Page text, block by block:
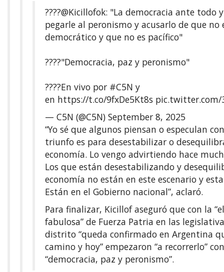
????️@Kicillofok: "La democracia ante todo
pegarle al peronismo y acusarlo de que no
democrático y que no es pacífico"
????"Democracia, paz y peronismo"
????En vivo por #C5N y
en https://t.co/9fxDe5Kt8s pic.twitter.com/
— C5N (@C5N) September 8, 2025
“Yo sé que algunos piensan o especulan
triunfo es para desestabilizar o
economía. Lo vengo advirtiendo hace
Los que están desestabilizando y
economía no están en este escenario y
Están en el Gobierno nacional”, aclaró.
Para finalizar, Kicillof aseguró que con la
fabulosa” de Fuerza Patria en las
distrito “queda confirmado en Argentina
camino y hoy” empezaron “a recorrerlo” con
“democracia, paz y peronismo”.